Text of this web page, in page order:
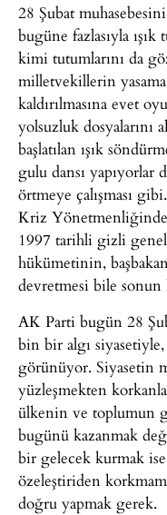
28 Şubat
bugüne fazlasıyla
kimi tutumlarını da
milletvekillerin
kaldırılmasına evet
yolsuzluk dosyalarını
başlatılan ışık
gulu dansı yapıyorlar
örtmeye çalışması
Kriz
1997 tarihli gizli
hükümetinin,
devretmesi bile sonun
AK Parti bugün 28
bin bir algı
görünüyor. Siyasetin
yüzleşmekten
ülkenin ve toplumun
bugünü kazanmak
bir gelecek kurmak
özeleştiriden
doğru yapmak gerek.